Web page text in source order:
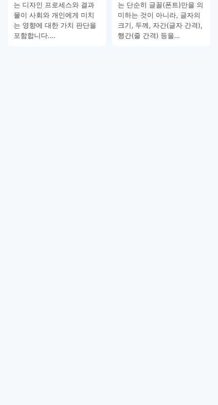
는 디자인 프로세스와 결과
물이 사회와 개인에게 미치
는 영향에 대한 가치 판단을
포함합니다.…
는 단순히 글꼴(폰트)만을 의
미하는 것이 아니라, 글자의
크기, 두께, 자간(글자 간격),
행간(줄 간격) 등을…